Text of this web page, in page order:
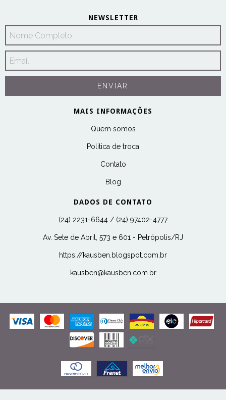
NEWSLETTER
MAIS INFORMAÇÕES
Quem somos
Politica de troca
Contato
Blog
DADOS DE CONTATO
(24) 2231-6644 / (24) 97402-4777
Av. Sete de Abril, 573 e 601 - Petrópolis/RJ
https://kausben.blogspot.com.br
kausben@kausben.com.br